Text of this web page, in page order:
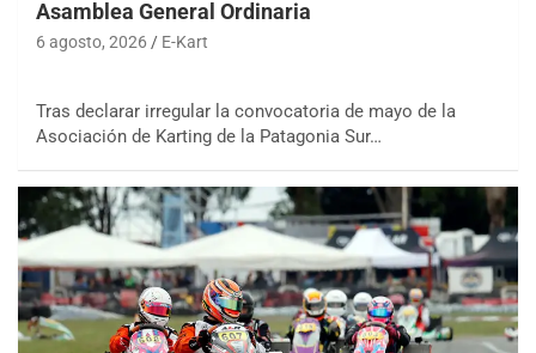
Asamblea General Ordinaria
6 agosto, 2026 E-Kart
Tras declarar irregular la convocatoria de mayo de la
Asociación de Karting de la Patagonia Sur…